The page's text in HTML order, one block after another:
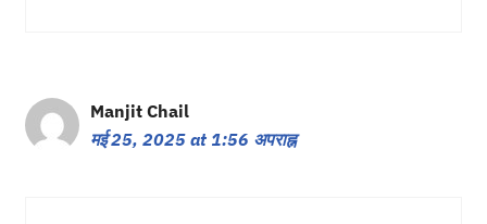
Manjit Chail
मई 25, 2025 at 1:56 अपराह्न